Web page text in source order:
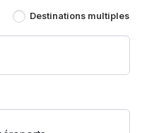
Destinations multiples